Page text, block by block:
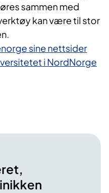
sammen med
kan være til stor
sine nettsider
i NordNorge